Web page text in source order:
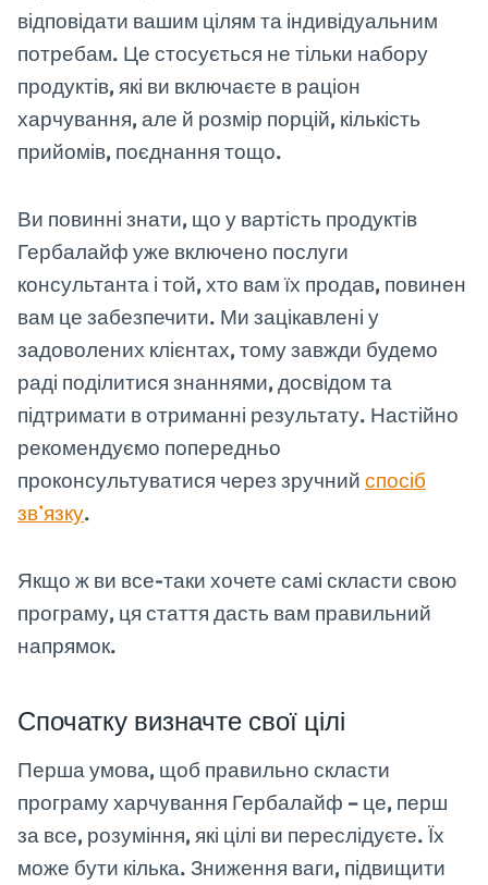
відповідати вашим цілям та індивідуальним
потребам. Це стосується не тільки набору
продуктів, які ви включаєте в раціон
харчування, але й розмір порцій, кількість
прийомів, поєднання тощо.
Ви повинні знати, що у вартість продуктів
Гербалайф уже включено послуги
консультанта і той, хто вам їх продав, повинен
вам це забезпечити. Ми зацікавлені у
задоволених клієнтах, тому завжди будемо
раді поділитися знаннями, досвідом та
підтримати в отриманні результату. Настійно
рекомендуємо попередньо
проконсультуватися через зручний спосіб
зв’язку.
Якщо ж ви все-таки хочете самі скласти свою
програму, ця стаття дасть вам правильний
напрямок.
Спочатку визначте свої цілі
Перша умова, щоб правильно скласти
програму харчування Гербалайф – це, перш
за все, розуміння, які цілі ви переслідуєте. Їх
може бути кілька. Зниження ваги, підвищити